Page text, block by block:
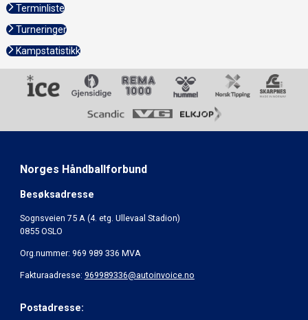
Terminliste
Turneringer
Kampstatistikk
Norges Håndballforbund
Besøksadresse
Sognsveien 75 A (4. etg. Ullevaal Stadion)
0855 OSLO
Org.nummer: 969 989 336 MVA
Fakturaadresse: 969989336@autoinvoice.no
Postadresse: